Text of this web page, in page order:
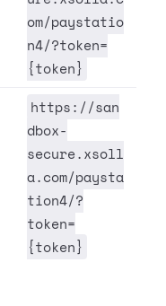
om/paystatio
n4/?token=
{token}
https://san
dbox-
secure.xsoll
a.com/paysta
tion4/?
token=
{token}